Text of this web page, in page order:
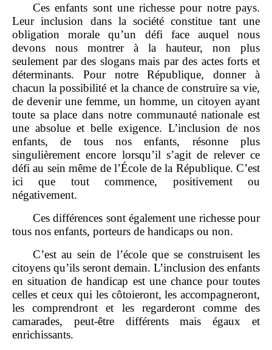
Ces enfants sont une richesse pour notre pays.
Leur inclusion dans la société constitue tant une
obligation morale qu’un défi face auquel nous
devons nous montrer à la hauteur, non plus
seulement par des slogans mais par des actes forts et
déterminants. Pour notre République, donner à
chacun la possibilité et la chance de construire sa vie,
de devenir une femme, un homme, un citoyen ayant
toute sa place dans notre communauté nationale est
une absolue et belle exigence. L’inclusion de nos
enfants, de tous nos enfants, résonne plus
singulièrement encore lorsqu’il s’agit de relever ce
défi au sein même de l’École de la République. C’est
ici que tout commence, positivement ou
négativement.
Ces différences sont également une richesse pour
tous nos enfants, porteurs de handicaps ou non.
C’est au sein de l’école que se construisent les
citoyens qu’ils seront demain. L’inclusion des enfants
en situation de handicap est une chance pour toutes
celles et ceux qui les côtoieront, les accompagneront,
les comprendront et les regarderont comme des
camarades, peut‐être différents mais égaux et
enrichissants.